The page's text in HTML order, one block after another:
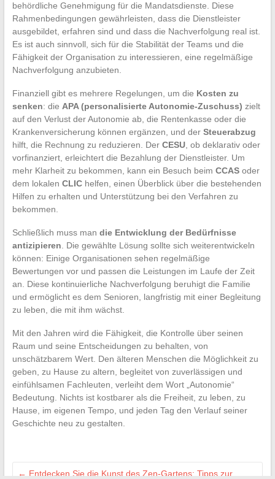
behördliche Genehmigung für die Mandatsdienste. Diese
Rahmenbedingungen gewährleisten, dass die Dienstleister
ausgebildet, erfahren sind und dass die Nachverfolgung real ist.
Es ist auch sinnvoll, sich für die Stabilität der Teams und die
Fähigkeit der Organisation zu interessieren, eine regelmäßige
Nachverfolgung anzubieten.
Finanziell gibt es mehrere Regelungen, um die Kosten zu
senken: die APA (personalisierte Autonomie-Zuschuss) zielt
auf den Verlust der Autonomie ab, die Rentenkasse oder die
Krankenversicherung können ergänzen, und der Steuerabzug
hilft, die Rechnung zu reduzieren. Der CESU, ob deklarativ oder
vorfinanziert, erleichtert die Bezahlung der Dienstleister. Um
mehr Klarheit zu bekommen, kann ein Besuch beim CCASoder
dem lokalen CLIChelfen, einen Überblick über die bestehenden
Hilfen zu erhalten und Unterstützung bei den Verfahren zu
bekommen.
Schließlich muss man die Entwicklung der Bedürfnisse
antizipieren . Die gewählte Lösung sollte sich weiterentwickeln
können: Einige Organisationen sehen regelmäßige
Bewertungen vor und passen die Leistungen im Laufe der Zeit
an. Diese kontinuierliche Nachverfolgung beruhigt die Familie
und ermöglicht es dem Senioren, langfristig mit einer Begleitung
zu leben, die mit ihm wächst.
Mit den Jahren wird die Fähigkeit, die Kontrolle über seinen
Raum und seine Entscheidungen zu behalten, von
unschätzbarem Wert. Den älteren Menschen die Möglichkeit zu
geben, zu Hause zu altern, begleitet von zuverlässigen und
einfühlsamen Fachleuten, verleiht dem Wort „Autonomie“
Bedeutung. Nichts ist kostbarer als die Freiheit, zu leben, zu
Hause, im eigenen Tempo, und jeden Tag den Verlauf seiner
Geschichte neu zu gestalten.
← Entdecken Sie die Kunst des Zen-Gartens: Tipps zur